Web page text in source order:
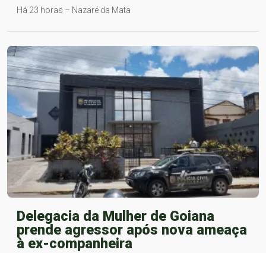
Há 23 horas – Nazaré da Mata
Delegacia da Mulher de Goiana
prende agressor após nova ameaça
à ex-companheira